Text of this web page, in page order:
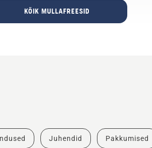
KÕIK MULLAFREESID
Juhendid Pakkumised